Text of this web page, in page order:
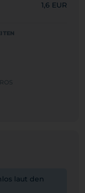
1,6 EUR
laut den